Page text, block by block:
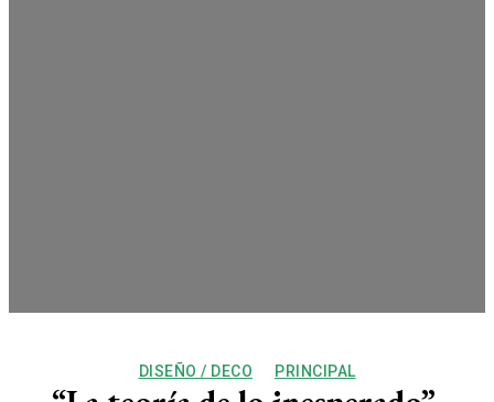
DISEÑO / DECO PRINCIPAL